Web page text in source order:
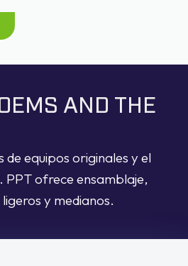
AND THE
equipos originales y el
PPT ofrece ensamblaje,
y medianos.